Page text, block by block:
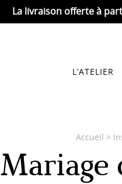
La livraison offerte à
L’ATELIER
Accueil >
Mariage